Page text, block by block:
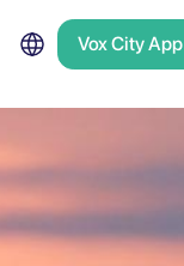
Vox City App